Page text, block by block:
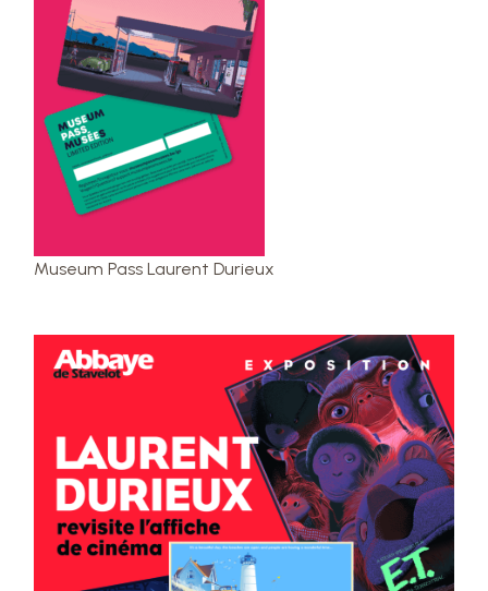
Museum Pass Laurent Durieux